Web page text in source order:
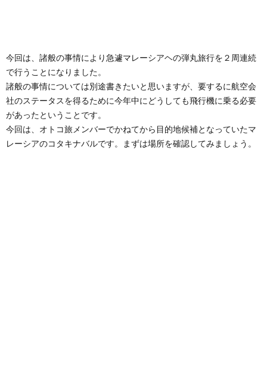
今回は、諸般の事情により急遽マレーシアヘの弾丸旅行を２周連続
で行うことになりました。
諸般の事情については別途書きたいと思いますが、要するに航空会
社のステータスを得るために今年中にどうしても飛行機に乗る必要
があったということです。
今回は、オトコ旅メンバーでかねてから目的地候補となっていたマ
レーシアのコタキナバルです。まずは場所を確認してみましょう。